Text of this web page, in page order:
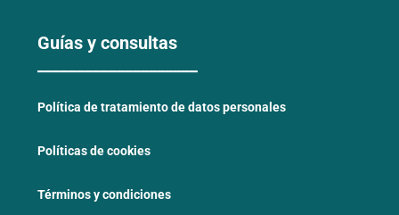
Guías y consultas
Política de tratamiento de datos personales
Políticas de cookies
Términos y condiciones